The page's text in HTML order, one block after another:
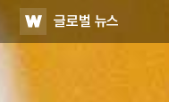
WATV글로벌 뉴스